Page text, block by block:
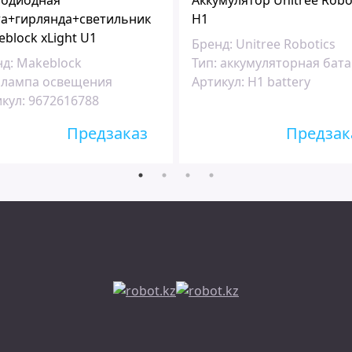
xLight U1
Makeblock
лампа освещения
9672616788
Предзаказ
H1
Бренд: Unitree Robotics
Тип: аккумуляторная
Артикул: H1 battery